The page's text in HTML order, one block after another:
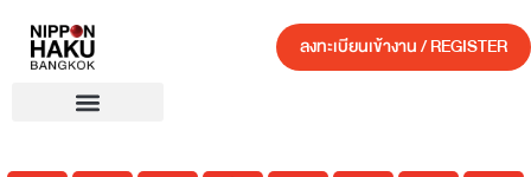
ลงทะเบียนเข้างาน / REGISTER